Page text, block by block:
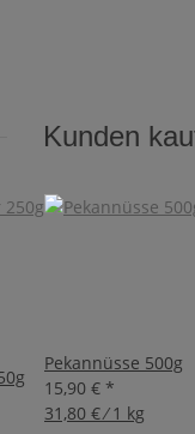
Kunden
Pekannüsse 500g
15,90 € *
31,80 € ⁄ 1 kg